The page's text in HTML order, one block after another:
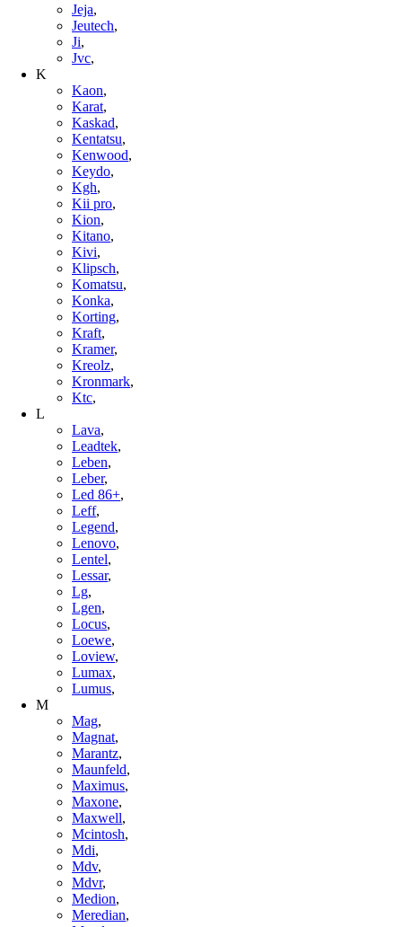
Jeja,
Jeutech,
Ji,
Jvc,
K
Kaon,
Karat,
Kaskad,
Kentatsu,
Kenwood,
Keydo,
Kgh,
Kii pro,
Kion,
Kitano,
Kivi,
Klipsch,
Komatsu,
Konka,
Korting,
Kraft,
Kramer,
Kreolz,
Kronmark,
Ktc,
L
Lava,
Leadtek,
Leben,
Leber,
Led 86+,
Leff,
Legend,
Lenovo,
Lentel,
Lessar,
Lg,
Lgen,
Locus,
Loewe,
Loview,
Lumax,
Lumus,
M
Mag,
Magnat,
Marantz,
Maunfeld,
Maximus,
Maxone,
Maxwell,
Mcintosh,
Mdi,
Mdv,
Mdvr,
Medion,
Meredian,